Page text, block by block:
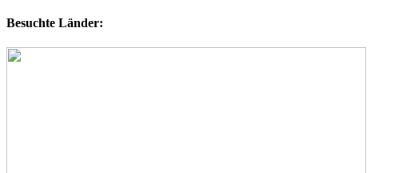
Besuchte Länder: